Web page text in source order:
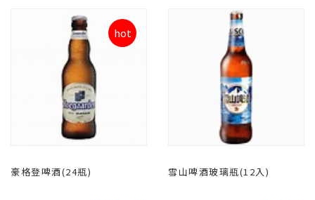
hot
豪格登啤酒(24瓶) 雪山啤酒玻璃瓶(12入)